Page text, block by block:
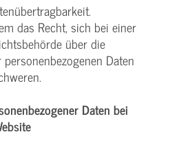
das Recht, sich bei einer
über die
Daten
Daten bei